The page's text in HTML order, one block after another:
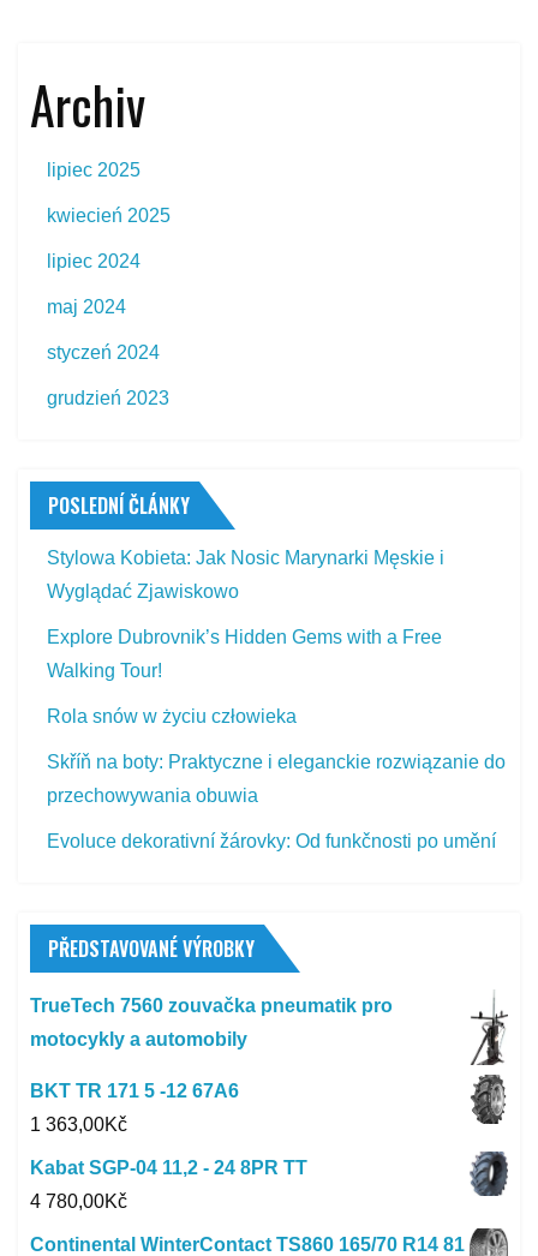
Archiv
lipiec 2025
kwiecień 2025
lipiec 2024
maj 2024
styczeń 2024
grudzień 2023
POSLEDNÍ ČLÁNKY
Stylowa Kobieta: Jak Nosic Marynarki Męskie i
Wyglądać Zjawiskowo
Explore Dubrovnik’s Hidden Gems with a Free
Walking Tour!
Rola snów w życiu człowieka
Skříň na boty: Praktyczne i eleganckie rozwiązanie do
przechowywania obuwia
Evoluce dekorativní žárovky: Od funkčnosti po umění
PŘEDSTAVOVANÉ VÝROBKY
TrueTech 7560 zouvačka pneumatik pro
motocykly a automobily
BKT TR 171 5 -12 67A6
1 363,00Kč
Kabat SGP-04 11,2 - 24 8PR TT
4 780,00Kč
Continental WinterContact TS860 165/70 R14 81